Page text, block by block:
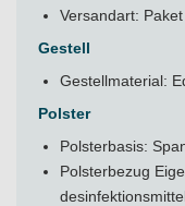
Versandart: Paket
Gestell
Gestellmaterial:
Polster
Polsterbasis:
Polsterbezug